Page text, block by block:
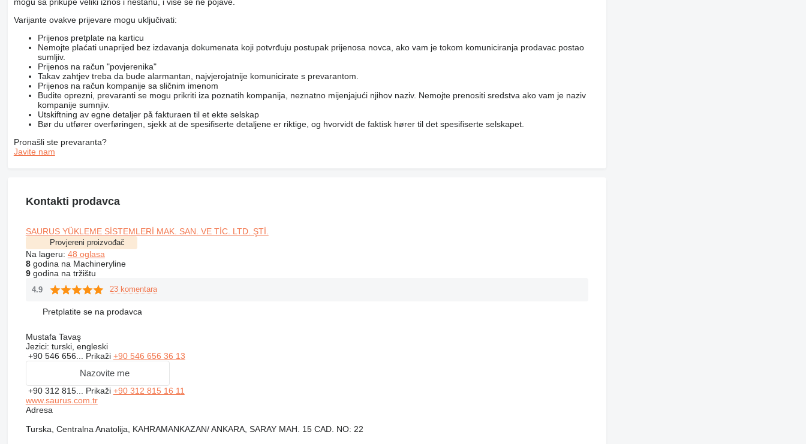
Varijante ovakve prijevare mogu uključivati:
Prijenos pretplate na karticu
Nemojte plaćati unaprijed bez izdavanja dokumenata koji potvrđuju postupak prijenosa novca, ako vam je tokom komuniciranja prodavac postao
sumljiv.
Prijenos na račun "povjerenika"
Takav zahtjev treba da bude alarmantan, najvjerojatnije komunicirate s prevarantom.
Prijenos na račun kompanije sa sličnim imenom
Budite oprezni, prevaranti se mogu prikriti iza poznatih kompanija, neznatno mijenjajući njihov naziv. Nemojte prenositi sredstva ako vam je naziv
kompanije sumnjiv.
Utskiftning av egne detaljer på fakturaen til et ekte selskap
Bør du utfører overføringen, sjekk at de spesifiserte detaljene er riktige, og hvorvidt de faktisk hører til det spesifiserte selskapet.
Pronašli ste prevaranta?
Javite nam
Kontakti prodavca
SAURUS YÜKLEME SİSTEMLERİ MAK. SAN. VE TİC. LTD. ŞTİ.
Provjereni proizvođač
Na lageru: 48 oglasa
8godina na Machineryline
9godina na tržištu
4.9 23 komentara
Pretplatite se na prodavca
Mustafa Tavaş
Jezici: turski, engleski
+90 546 656... Prikaži +90 546 656 36 13
Nazovite me
+90 312 815... Prikaži +90 312 815 16 11
www.saurus.com.tr
Adresa
Turska, Centralna Anatolija, KAHRAMANKAZAN/ ANKARA, SARAY MAH. 15 CAD. NO: 22